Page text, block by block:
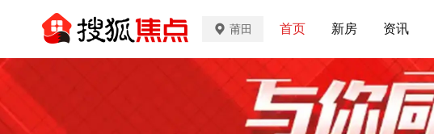
莆田 首页 新房 资讯